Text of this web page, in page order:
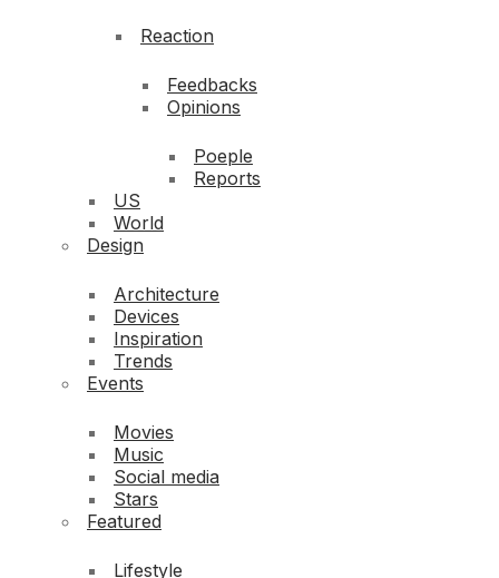
Reaction
Feedbacks
Opinions
Poeple
Reports
US
World
Design
Architecture
Devices
Inspiration
Trends
Events
Movies
Music
Social media
Stars
Featured
Lifestyle